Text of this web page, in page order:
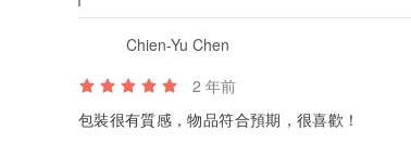
Chien-Yu Chen
2 年前
包裝很有質感，物品符合預期，很喜歡！